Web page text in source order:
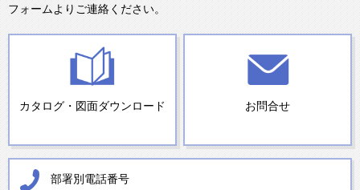
フォームよりご連絡ください。
カタログ・図面ダウンロード お問合せ
部署別電話番号